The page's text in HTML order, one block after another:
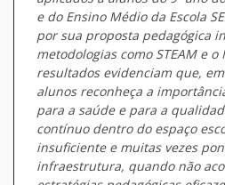
e do Ensino Médio da Escola
por sua proposta pedagógica
metodologias como STEAM e
resultados evidenciam que,
alunos reconheça a
para a saúde e para a
contínuo dentro do espaço
insuficiente e muitas vezes
infraestrutura, quando não